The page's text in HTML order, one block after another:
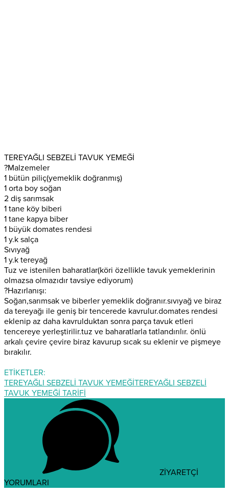
TEREYAĞLI SEBZELİ TAVUK YEMEĞİ
?Malzemeler
1 bütün piliç(yemeklik doğranmış)
1 orta boy soğan
2 diş sarımsak
1 tane köy biberi
1 tane kapya biber
1 büyük domates rendesi
1 y.k salça
Sıvıyağ
1 y.k tereyağ
Tuz ve istenilen baharatlar(köri özellikle tavuk yemeklerinin
olmazsa olmazıdır tavsiye ediyorum)
?Hazırlanışı:
Soğan,sarımsak ve biberler yemeklik doğranır.sıvıyağ ve biraz
da tereyağı ile geniş bir tencerede kavrulur.domates rendesi
eklenip az daha kavrulduktan sonra parça tavuk etleri
tencereye yerleştirilir.tuz ve baharatlarla tatlandırılır. önlü
arkalı çevire çevire biraz kavurup sıcak su eklenir ve pişmeye
bırakılır.
ETİKETLER:
TEREYAĞLI SEBZELİ TAVUK YEMEĞİTEREYAĞLI SEBZELİ
TAVUK YEMEĞİ TARİFİ
ZİYARETÇİ
YORUMLARI